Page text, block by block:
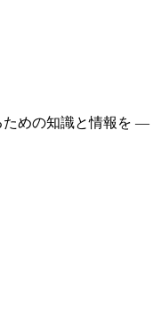
めの知識と情報を